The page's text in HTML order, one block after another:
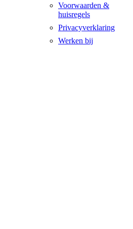
Voorwaarden &
huisregels
Privacyverklaring
Werken bij